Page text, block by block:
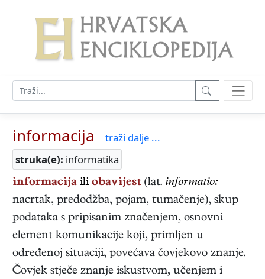
informacija
traži dalje ...
struka(e): informatika
informacija ili obavijest (lat. informatio:
nacrtak, predodžba, pojam, tumačenje), skup
podataka s pripisanim značenjem, osnovni
element komunikacije koji, primljen u
određenoj situaciji, povećava čovjekovo znanje.
Čovjek stječe znanje iskustvom, učenjem i